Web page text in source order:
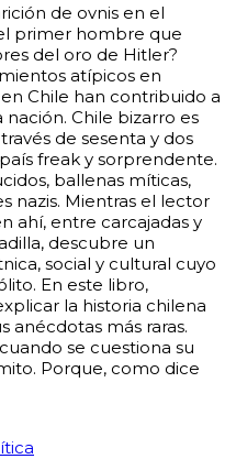
de ovnis en el
primer hombre que
del oro de Hitler?
atípicos en
Chile han contribuido a
Chile bizarro es
de sesenta y dos
freak y sorprendente.
ballenas míticas,
nazis. Mientras el lector
ahí, entre carcajadas y
descubre un
social y cultural cuyo
En este libro,
la historia chilena
anécdotas más raras.
se cuestiona su
Porque, como dice